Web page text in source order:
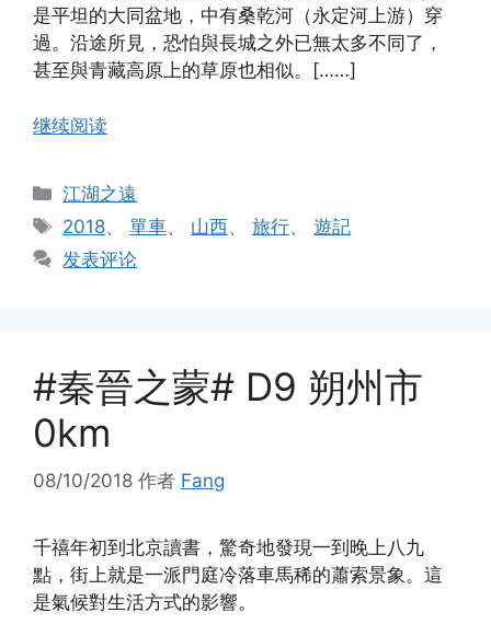
是平坦的大同盆地，中有桑乾河（永定河上游）穿
過。沿途所見，恐怕與長城之外已無太多不同了，
甚至與青藏高原上的草原也相似。[……]
继续阅读
分
类
江湖之遠
标
签
2018、單車、 山西、旅行、遊記
发表评论
#秦晉之蒙# D9 朔州市
0km
08/10/2018 作者 Fang
千禧年初到北京讀書，驚奇地發現一到晚上八九
點，街上就是一派門庭冷落車馬稀的蕭索景象。這
是氣候對生活方式的影響。